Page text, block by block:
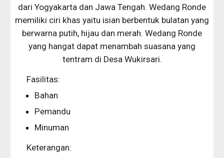
dari Yogyakarta dan Jawa Tengah. Wedang Ronde
memiliki ciri khas yaitu isian berbentuk bulatan yang
berwarna putih, hijau dan merah. Wedang Ronde
yang hangat dapat menambah suasana yang
tentram di Desa Wukirsari.
Fasilitas:
Bahan
Pemandu
Minuman
Keterangan: